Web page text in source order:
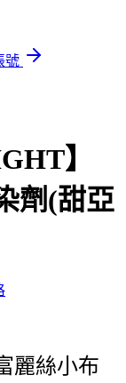
號
】
劑(甜亞
麗絲小布